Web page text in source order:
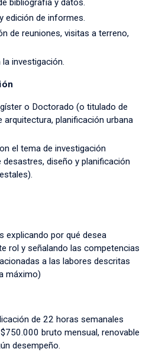
bibliografía y datos.
edición de informes.
de reuniones, visitas a terreno,
investigación.
o Doctorado (o titulado de
arquitectura, planificación urbana
el tema de investigación
diseño y planificación
explicando por qué desea
rol y señalando las competencias
a las labores descritas
máximo)
de 22 horas semanales
bruto mensual, renovable
desempeño.